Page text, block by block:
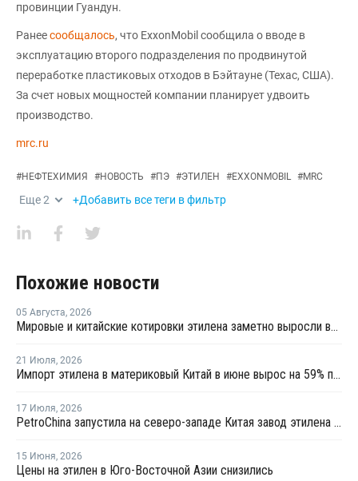
провинции Гуандун.
Ранеесообщалось, что ExxonMobil сообщила о вводе в
эксплуатацию второго подразделения по продвинутой
переработке пластиковых отходов в Бэйтауне (Техас, США).
За счет новых мощностей компании планирует удвоить
производство.
mrc.ru
#НЕФТЕХИМИЯ #НОВОСТЬ #ПЭ #ЭТИЛЕН #EXXONMOBIL #MRC
Еще2 +Добавить все теги в фильтр
Похожие новости
05 Августа, 2026
Мировые и китайские котировки этилена заметно выросли во второй половине июля
21 Июля, 2026
Импорт этилена в материковый Китай в июне вырос на 59% по сравнению с предыдущим месяцем
17 Июля, 2026
PetroChina запустила на северо-западе Китая завод этилена мощностью 1,2 млн тонн
15 Июня, 2026
Цены на этилен в Юго-Восточной Азии снизились